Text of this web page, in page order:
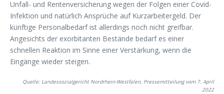
Unfall- und Rentenversicherung wegen der Folgen einer Covid-
Infektion und natürlich Ansprüche auf Kurzarbeitergeld. Der
künftige Personalbedarf ist allerdings noch nicht greifbar.
Angesichts der exorbitanten Bestände bedarf es einer
schnellen Reaktion im Sinne einer Verstärkung, wenn die
Eingänge wieder steigen.
Quelle: Landessozialgericht Nordrhein-Westfalen, Pressemitteilung vom 7. April
2022